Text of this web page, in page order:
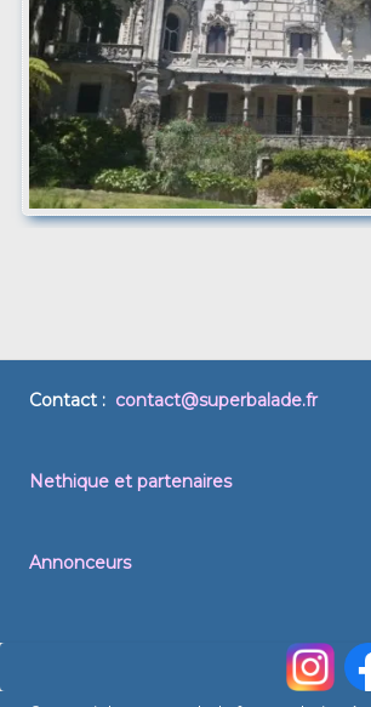
Contact : contact@superbalade.fr
Nethique et partenaires
Annonceurs